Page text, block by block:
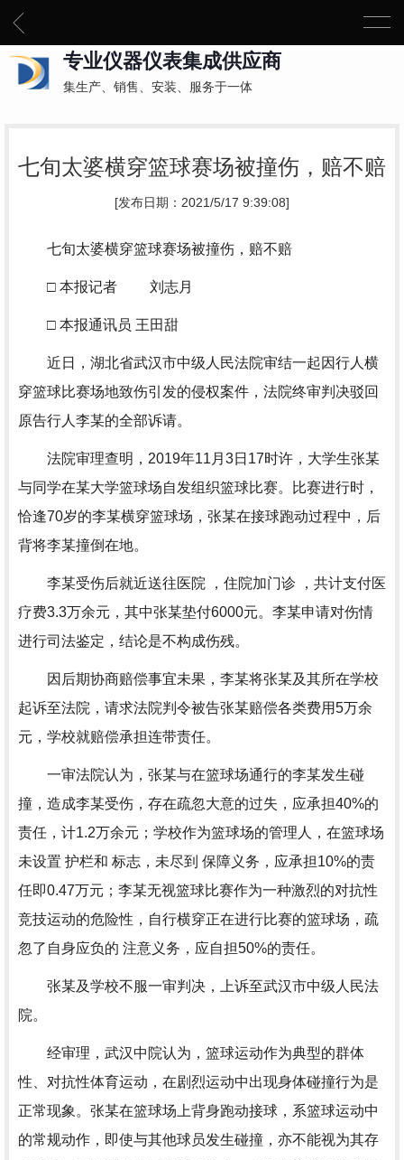
专业仪器仪表集成供应商
集生产、销售、安装、服务于一体
七旬太婆横穿篮球赛场被撞伤，赔不赔
[发布日期：2021/5/17 9:39:08]
七旬太婆横穿篮球赛场被撞伤，赔不赔
□ 本报记者 刘志月
□ 本报通讯员 王田甜
近日，湖北省武汉市中级人民法院审结一起因行人横
穿篮球比赛场地致伤引发的侵权案件，法院终审判决驳回
原告行人李某的全部诉请。
法院审理查明，2019年11月3日17时许，大学生张某
与同学在某大学篮球场自发组织篮球比赛。比赛进行时，
恰逢70岁的李某横穿篮球场，张某在接球跑动过程中，后
背将李某撞倒在地。
李某受伤后就近送往医院 ，住院加门诊 ，共计支付医
疗费3.3万余元，其中张某垫付6000元。李某申请对伤情
进行司法鉴定，结论是不构成伤残。
因后期协商赔偿事宜未果，李某将张某及其所在学校
起诉至法院，请求法院判令被告张某赔偿各类费用5万余
元，学校就赔偿承担连带责任。
一审法院认为，张某与在篮球场通行的李某发生碰
撞，造成李某受伤，存在疏忽大意的过失，应承担40%的
责任，计1.2万余元；学校作为篮球场的管理人，在篮球场
未设置 护栏和 标志，未尽到 保障义务，应承担10%的责
任即0.47万元；李某无视篮球比赛作为一种激烈的对抗性
竞技运动的危险性，自行横穿正在进行比赛的篮球场，疏
忽了自身应负的 注意义务，应自担50%的责任。
张某及学校不服一审判决，上诉至武汉市中级人民法
院。
经审理，武汉中院认为，篮球运动作为典型的群体
性、对抗性体育运动，在剧烈运动中出现身体碰撞行为是
正常现象。张某在篮球场上背身跑动接球，系篮球运动中
的常规动作，即使与其他球员发生碰撞，亦不能视为其存